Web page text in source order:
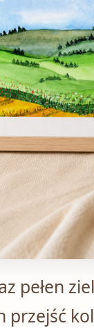
pełen
przejść